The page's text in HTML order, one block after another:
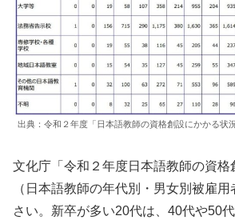
出典：令和２年度「日本語教師の資格創設にかかる状況
文化庁「令和２年度日本語教師の資格
（日本語教師の年代別・男女別被雇
さい。新卒が多い20代は、40代や50